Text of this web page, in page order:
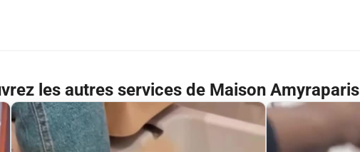
les autres services de Maison Amyraparis